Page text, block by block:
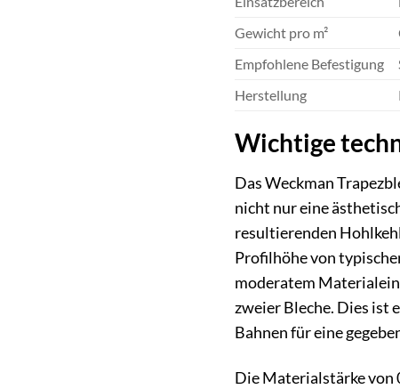
Gewicht pro m²
Empfohlene Befestigung
Herstellung
Wichtige
Das Weckman
nicht nur eine
resultierenden
Profilhöhe von
moderatem
zweier Bleche. Dies ist
Bahnen für eine
Die Materialstärke von